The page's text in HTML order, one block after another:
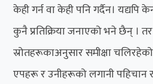
केही गर्न वा केही पनि गर्दैन। यद्यपि
कुनै प्रतिक्रिया जनाएको भने छैन् ।
स्रोतहरूकाअनुसार समीक्षा
एपहरू र उनीहरूको लगानी पहिचान र